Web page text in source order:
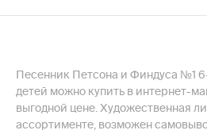
Песенник Петсона и Финдуса №1
детей можно купить в интернет-
выгодной цене. Художественная
ассортименте, возможен